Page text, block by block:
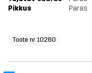
Pikkus
Paras
Toote nr 10260